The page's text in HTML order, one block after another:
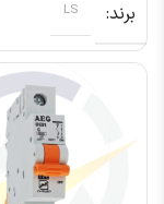
برند LS